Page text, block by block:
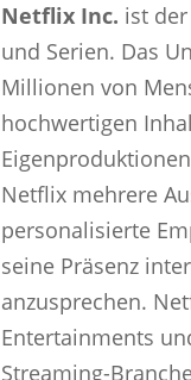
Netflix Inc. ist
und Serien. Das
Millionen von
hochwertigen
Netflix mehrere
personalisierte
seine Präsenz
anzusprechen.
Entertainments
Streaming-